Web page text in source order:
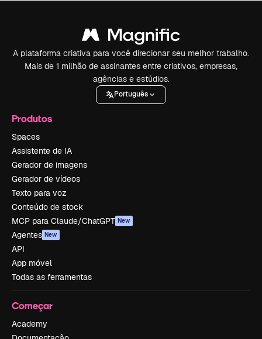
A plataforma criativa para você direcionar seu melhor trabalho.
Mais de 1 milhão de assinantes entre criativos, empresas,
agências e estúdios.
Português
Produtos
Spaces
Assistente de IA
Gerador de imagens
Gerador de vídeos
Texto para voz
Conteúdo de stock
MCP para Claude/ChatGPT New
Agentes New
API
App móvel
Todas as ferramentas
Começar
Academy